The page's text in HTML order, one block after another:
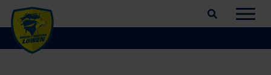
Suchfeld öffnen